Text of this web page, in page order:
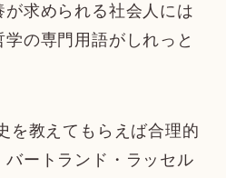
が求められる社会人には
の専門用語がしれっと
を教えてもらえば合理的
ートランド・ラッセル